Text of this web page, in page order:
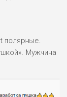
полярные.
Мужчина